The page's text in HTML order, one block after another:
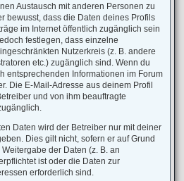
Austausch mit anderen Personen zu
bewusst, dass die Daten deines Profils
im Internet öffentlich zugänglich sein
festlegen, dass einzelne
Nutzerkreis (z. B. andere
etc.) zugänglich sind. Wenn du
entsprechenden Informationen im Forum
Die E-Mail-Adresse aus deinem Profil
und von ihm beauftragte
Daten wird der Betreiber nur mit deiner
Dies gilt nicht, sofern er auf Grund
der Daten (z. B. an
ist oder die Daten zur
erforderlich sind.